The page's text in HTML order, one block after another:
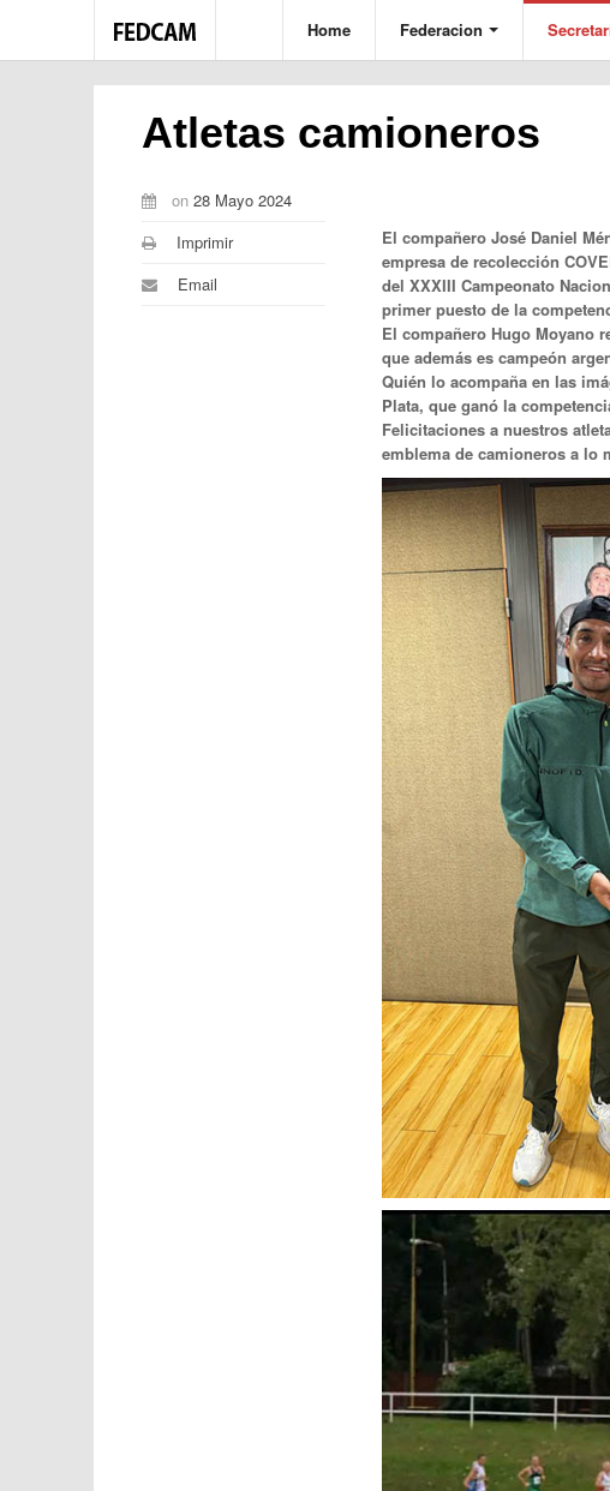
Home Federacion
Atletas camioneros
on 28 Mayo 2024
Imprimir
Email
El compañero José Daniel
empresa de recolección
del XXXIII Campeonato
primer puesto de la
El compañero Hugo Moyano
que además es campeón
Quién lo acompaña en las
Plata, que ganó la
Felicitaciones a nuestros
emblema de camioneros a lo